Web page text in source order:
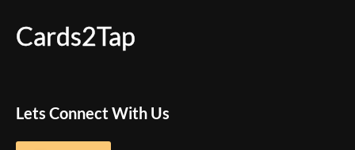
Cards2Tap
Lets Connect With Us